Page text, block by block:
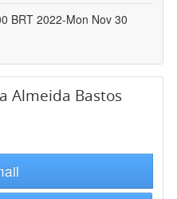
BRT 2022-Mon Nov 30
Almeida Bastos